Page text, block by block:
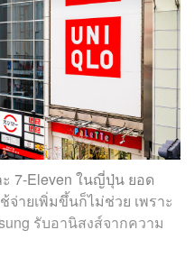
7-Eleven ในญี่ปุ่น ยอด
ายเพิ่มขึ้นก็ไม่ช่วย เพราะ
รับอานิสงส์จากความ